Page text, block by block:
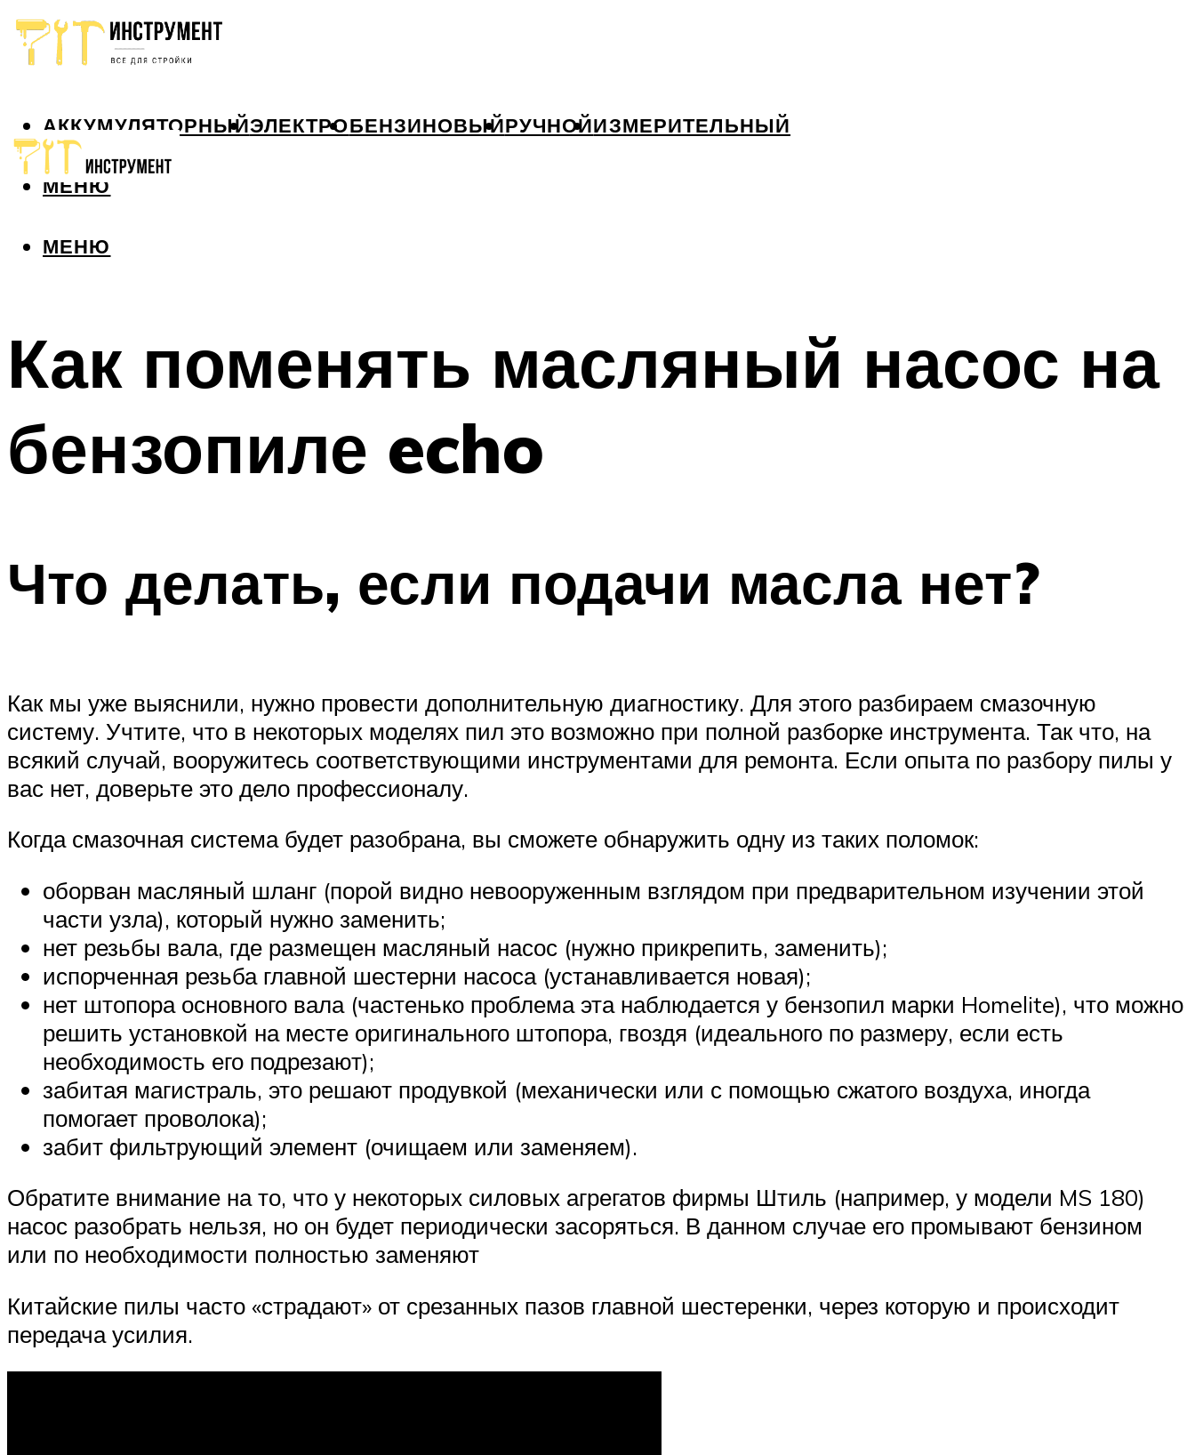
АККУМУЛЯТОРНЫЙЭЛЕКТРОБЕНЗИНОВЫЙРУЧНОЙИЗМЕРИТЕЛЬНЫЙ
МЕНЮ
МЕНЮ
Как поменять масляный насос на
бензопиле echo
Что делать, если подачи масла нет?
Как мы уже выяснили, нужно провести дополнительную диагностику. Для этого разбираем смазочную
систему. Учтите, что в некоторых моделях пил это возможно при полной разборке инструмента. Так что, на
всякий случай, вооружитесь соответствующими инструментами для ремонта. Если опыта по разбору пилы у
вас нет, доверьте это дело профессионалу.
Когда смазочная система будет разобрана, вы сможете обнаружить одну из таких поломок:
оборван масляный шланг (порой видно невооруженным взглядом при предварительном изучении этой
части узла), который нужно заменить;
нет резьбы вала, где размещен масляный насос (нужно прикрепить, заменить);
испорченная резьба главной шестерни насоса (устанавливается новая);
нет штопора основного вала (частенько проблема эта наблюдается у бензопил марки Homelite), что можно
решить установкой на месте оригинального штопора, гвоздя (идеального по размеру, если есть
необходимость его подрезают);
забитая магистраль, это решают продувкой (механически или с помощью сжатого воздуха, иногда
помогает проволока);
забит фильтрующий элемент (очищаем или заменяем).
Обратите внимание на то, что у некоторых силовых агрегатов фирмы Штиль (например, у модели MS 180)
насос разобрать нельзя, но он будет периодически засоряться. В данном случае его промывают бензином
или по необходимости полностью заменяют
Китайские пилы часто «страдают» от срезанных пазов главной шестеренки, через которую и происходит
передача усилия.